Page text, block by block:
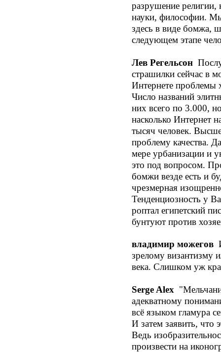
разрушение религии,
науки, философии.
здесь в виде бомжа,
следующем этапе
Лев Регельсон
страшилки сейчас в
Интернете проблемы
Число названий
них всего по 3.000,
насколько Интернет
тысяч человек.
проблему качества.
мере урбанизации и
это под вопросом.
бомжи везде есть и
чрезмерная
Тенденциозность у
роптал египетский
бунтуют против
владимир можегов
зрелому византизму
века. Слишком уж
Serge Alex ‎"
адекватному
всё языком гламура
И затем заявить, что
Ведь
произвести на